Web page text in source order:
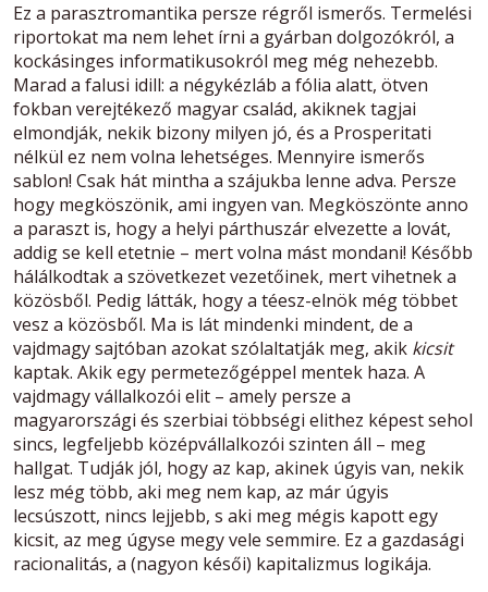
Ez a parasztromantika persze régről ismerős. Termelési
riportokat ma nem lehet írni a gyárban dolgozókról, a
kockásinges informatikusokról meg még nehezebb.
Marad a falusi idill: a négykézláb a fólia alatt, ötven
fokban verejtékező magyar család, akiknek tagjai
elmondják, nekik bizony milyen jó, és a Prosperitati
nélkül ez nem volna lehetséges. Mennyire ismerős
sablon! Csak hát mintha a szájukba lenne adva. Persze
hogy megköszönik, ami ingyen van. Megköszönte anno
a paraszt is, hogy a helyi párthuszár elvezette a lovát,
addig se kell etetnie – mert volna mást mondani! Később
hálálkodtak a szövetkezet vezetőinek, mert vihetnek a
közösből. Pedig látták, hogy a téesz-elnök még többet
vesz a közösből. Ma is lát mindenki mindent, de a
vajdmagy sajtóban azokat szólaltatják meg, akik kicsit
kaptak. Akik egy permetezőgéppel mentek haza. A
vajdmagy vállalkozói elit – amely persze a
magyarországi és szerbiai többségi elithez képest sehol
sincs, legfeljebb középvállalkozói szinten áll – meg
hallgat. Tudják jól, hogy az kap, akinek úgyis van, nekik
lesz még több, aki meg nem kap, az már úgyis
lecsúszott, nincs lejjebb, s aki meg mégis kapott egy
kicsit, az meg úgyse megy vele semmire. Ez a gazdasági
racionalitás, a (nagyon késői) kapitalizmus logikája.